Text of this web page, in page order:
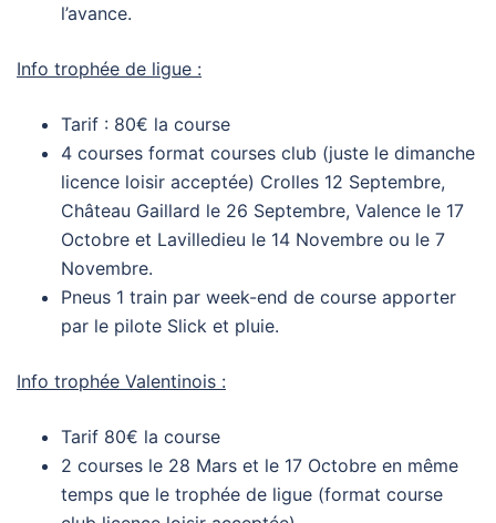
l’avance.
Info trophée de ligue :
Tarif : 80€ la course
4 courses format courses club (juste le dimanche
licence loisir acceptée) Crolles 12 Septembre,
Château Gaillard le 26 Septembre, Valence le 17
Octobre et Lavilledieu le 14 Novembre ou le 7
Novembre.
Pneus 1 train par week-end de course apporter
par le pilote Slick et pluie.
Info trophée Valentinois :
Tarif 80€ la course
2 courses le 28 Mars et le 17 Octobre en même
temps que le trophée de ligue (format course